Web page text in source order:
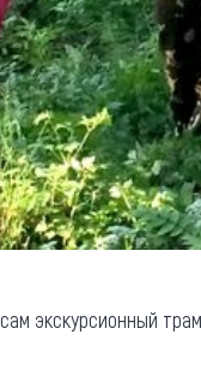
экскурсионный